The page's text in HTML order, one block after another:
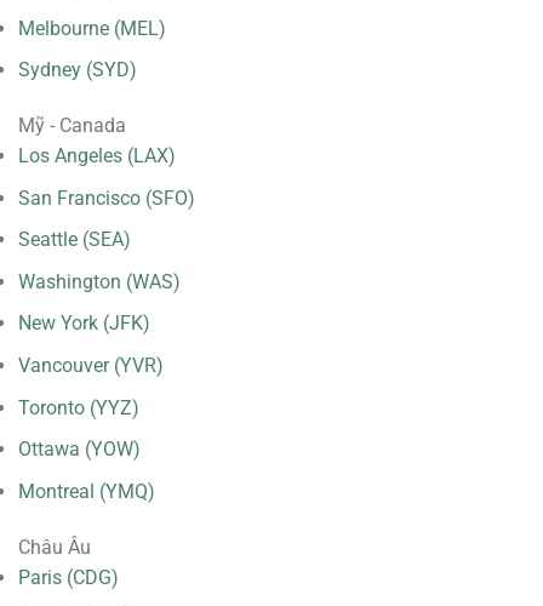
Melbourne (MEL)
Sydney (SYD)
Mỹ - Canada
Los Angeles (LAX)
San Francisco (SFO)
Seattle (SEA)
Washington (WAS)
New York (JFK)
Vancouver (YVR)
Toronto (YYZ)
Ottawa (YOW)
Montreal (YMQ)
Châu Âu
Paris (CDG)